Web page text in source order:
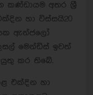
කණ්ඩායම අතර ශ්‍රී
හා විස්සයි20
ඇන්ජලෝ
මෙන්ඩිස් ඉවත්
කර තිබේ.
එක්දින හා